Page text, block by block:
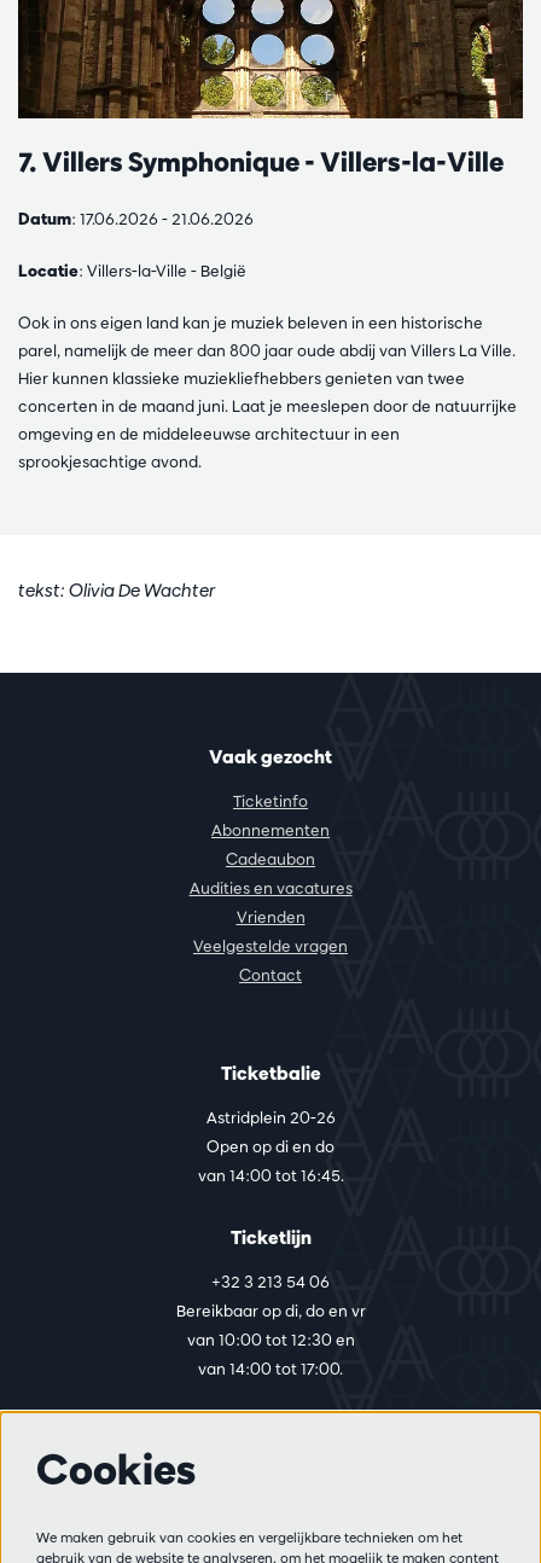
7. Villers Symphonique - Villers-la-Ville
Datum: 17.06.2026 - 21.06.2026
Locatie: Villers-la-Ville - België
Ook in ons eigen land kan je muziek beleven in een historische
parel, namelijk de meer dan 800 jaar oude abdij van Villers La Ville.
Hier kunnen klassieke muziekliefhebbers genieten van twee
concerten in de maand juni. Laat je meeslepen door de natuurrijke
omgeving en de middeleeuwse architectuur in een
sprookjesachtige avond.
tekst: Olivia De Wachter
Vaak gezocht
Ticketinfo
Abonnementen
Cadeaubon
Audities en vacatures
Vrienden
Veelgestelde vragen
Contact
Ticketbalie
Astridplein 20-26
Open op di en do
van 14:00 tot 16:45.
Ticketlijn
+32 3 213 54 06
Bereikbaar op di, do en vr
van 10:00 tot 12:30 en
van 14:00 tot 17:00.
Privacy
Cookies
We maken gebruik van cookies en vergelijkbare technieken om het
gebruik van de website te analyseren, om het mogelijk te maken content